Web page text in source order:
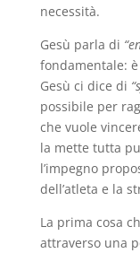
necessità.
Gesù parla di
fondamentale:
Gesù ci dice di
possibile per
che vuole
la mette tutta
l’impegno
dell’atleta e la
La prima cosa
attraverso una